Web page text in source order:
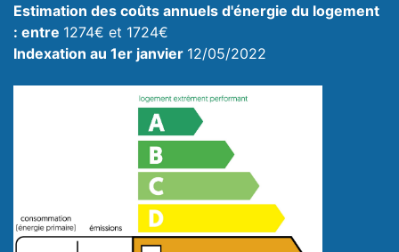
Estimation des coûts annuels d'énergie du logement
: entre 1274€ et 1724€
Indexation au 1er janvier 12/05/2022